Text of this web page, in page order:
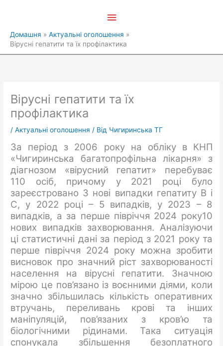
меню
Домашня
Актуальні оголошення
Вірусні гепатити та їх профілактика
Вірусні гепатити та їх
профілактика
/Актуальні оголошення / Від Чигиринська ТГ
За період з 2006 року на обліку в КНП
«Чигиринська багатопрофільна лікарня» з
діагнозом «вірусний гепатит» перебуває
110 осіб, причому у 2021 році було
зареєстровано 3 нові випадки гепатиту В і
С, у 2022 році – 5 випадків, у 2023 – 8
випадків, а за перше півріччя 2024 року10
нових випадків захворювання. Аналізуючи
ці статистичні дані за період з 2021 року та
перше півріччя 2024 року можна зробити
висновок про значний ріст захворюваності
населення на вірусні гепатити. Значною
мірою це пов’язано із воєнними діями, коли
значно збільшилась кількість оперативних
втручань, переливань крові та інших
маніпуляцій, пов’язаних з кров’ю та
біологічними рідинами. Така ситуація
спонукала збільшення безоплатного